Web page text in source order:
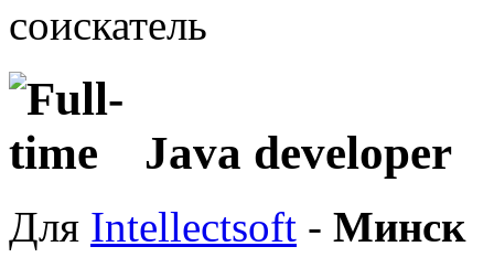
соискатель
Java developer
Для Intellectsoft - Минск